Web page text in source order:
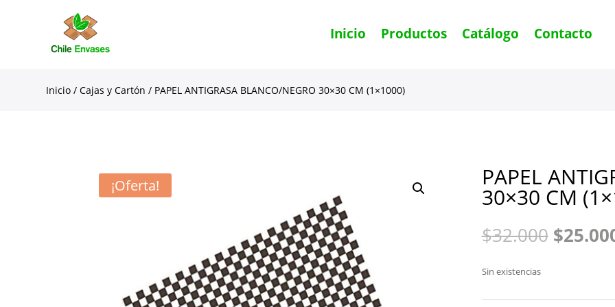
Inicio Productos Catálogo Contacto
Inicio /Cajas y Cartón / PAPEL ANTIGRASA BLANCO/NEGRO 30×30 CM (1×1000)
¡Oferta! PAPEL
30×30 CM
$32.000 El
precio
$
Sin existencias